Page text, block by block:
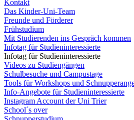
Kontakt
Das Kinder-Uni-Team
Freunde und Förderer
Frühstudium
Mit Studierenden ins Gespräch kommen
Infotag für Studieninteressierte
Infotag für Studieninteressierte
Videos zu Studiengängen
Schulbesuche und Campustage
Tools für Workshops und
Info-Angebote für Studieninteressierte
Instagram Account der Uni Trier
School´s over